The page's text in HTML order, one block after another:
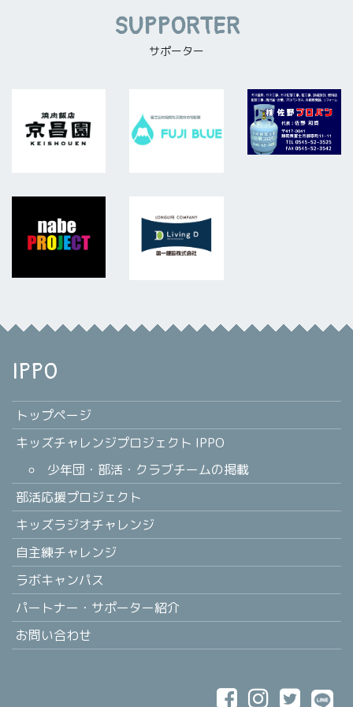
SUPPORTER
サポーター
IPPO
トップページ
キッズチャレンジプロジェクト IPPO
少年団・部活・クラブチームの掲載
部活応援プロジェクト
キッズラジオチャレンジ
自主練チャレンジ
ラボキャンパス
パートナー・サポーター紹介
お問い合わせ